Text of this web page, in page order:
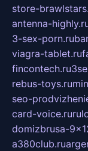
store-
antenna-
3-sex-porn.ru
viagra-tablet.ru
fincontech.ru
rebus-toys.ru
seo-
card-voice.ru
domizbrusa-
a380club.ru